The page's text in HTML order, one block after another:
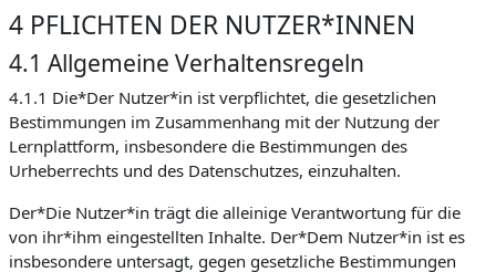
4 PFLICHTEN DER NUTZER*INNEN
4.1 Allgemeine Verhaltensregeln
4.1.1 Die*Der Nutzer*in ist verpflichtet, die gesetzlichen
Bestimmungen im Zusammenhang mit der Nutzung der
Lernplattform, insbesondere die Bestimmungen des
Urheberrechts und des Datenschutzes, einzuhalten.
Der*Die Nutzer*in trägt die alleinige Verantwortung für die
von ihr*ihm eingestellten Inhalte. Der*Dem Nutzer*in ist es
insbesondere untersagt, gegen gesetzliche Bestimmungen